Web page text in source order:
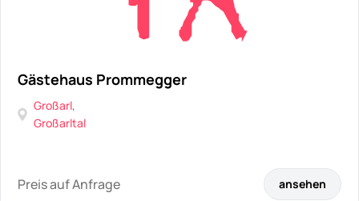
Gästehaus Prommegger
Großarl,
Großarltal
Preis auf Anfrage ansehen